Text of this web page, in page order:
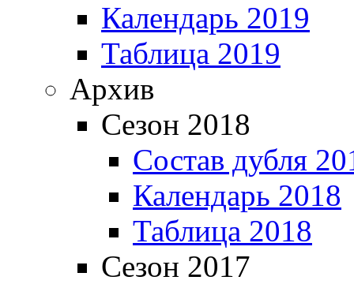
Календарь 2019
Таблица 2019
Архив
Сезон 2018
Состав дубля
Календарь 2018
Таблица 2018
Сезон 2017